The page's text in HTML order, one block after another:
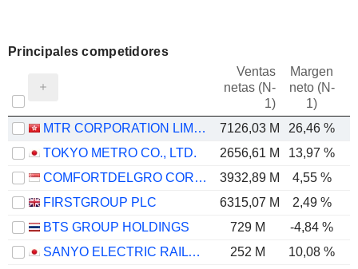
Principales competidores
Ventas
netas (N-
1)
Margen
neto (N-
1)
MTR CORPORATION LIMITED 7126,03 M 26,46 %
TOKYO METRO CO., LTD.
2656,61 M 13,97 %
COMFORTDELGRO CORPORATION LIMITED
3932,89 M
4,55 %
FIRSTGROUP PLC
6315,07 M 2,49 %
BTS GROUP HOLDINGS
729 M -4,84 %
SANYO ELECTRIC RAILWAY CO.,LTD.
252 M 10,08 %